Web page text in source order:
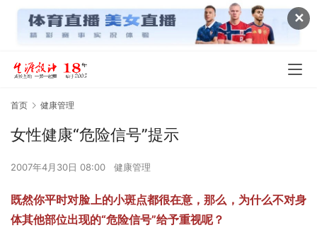
✕
首页 健康管理
女性健康“危险信号”提示
2007年4月30日 08:00 健康管理
既然你平时对脸上的小斑点都很在意，那么，为什么不对身
体其他部位出现的“危险信号”给予重视呢？